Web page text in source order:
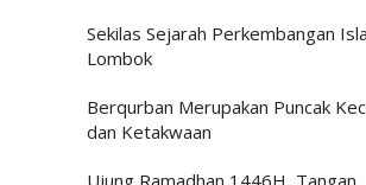
Sekilas Sejarah Perkembangan
Lombok
Berqurban Merupakan Puncak
dan Ketakwaan
Ujung Ramadhan 1446H, Tangan